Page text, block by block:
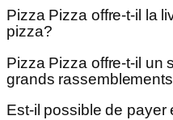
Pizza Pizza offre-t-il la
pizza?
Pizza Pizza offre-t-il un
grands
Est-il possible de